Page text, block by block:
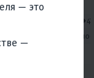
150
4T
Воздушное
— это
—